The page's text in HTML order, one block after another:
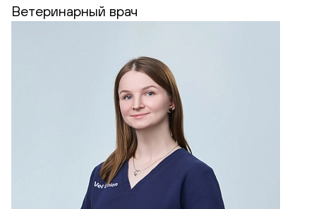
Ветеринарный врач